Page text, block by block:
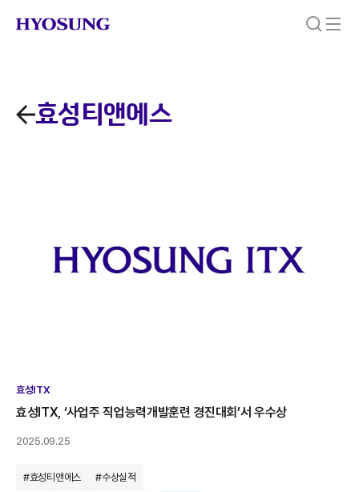
효성티앤에스
효성ITX
효성ITX, ‘사업주 직업능력개발훈련 경진대회’서 우수상
2025.09.25
#효성티앤에스 #수상실적